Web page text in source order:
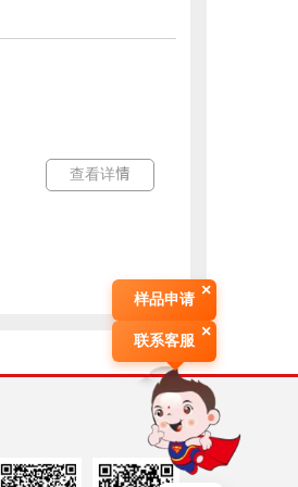
查看详情
样品申请
×
联系客服
×